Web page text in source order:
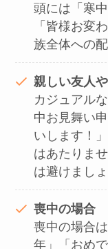
頭には「寒
「皆様お変
族全体への
親しい友人
カジュアル
中お見舞い
いします！
はあたりま
は避けましょ
喪中の場合
喪中の場合
年」「おめ